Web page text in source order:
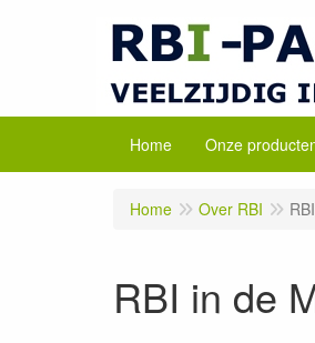
Home Onze
Home Over RBI
RBI in de